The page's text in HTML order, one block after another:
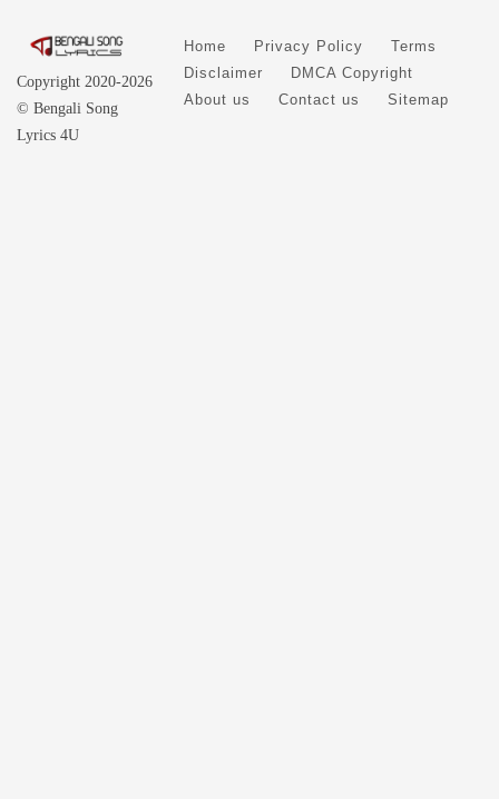
Copyright 2020-2026
© Bengali Song
Lyrics 4U
Home Privacy Policy
Terms
Disclaimer
DMCA Copyright
About us
Contact us Sitemap